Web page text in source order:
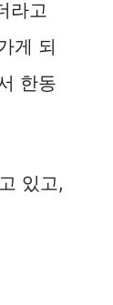
라고
게 되
한동
있고,